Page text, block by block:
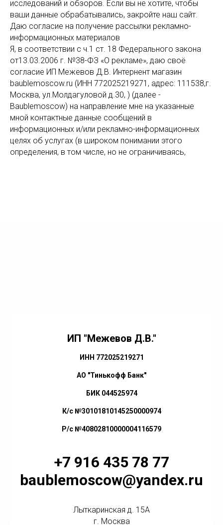
исследований и обзоров. Если вы не хотите, чтобы
ваши данные обрабатывались, закройте наш сайт.
Даю согласие на получение рассылки рекламно-
информационных материалов
Я, в соответствии с ч.1 ст. 18 Федерального закона
от13.03.2006 г. №38-ФЗ «О рекламе», даю своё
согласие ИП Межевов Д.В. Интернент магазин
baublemoscow.ru (ИНН 772025219271, адрес: 111538,г.
Москва, ул.Молдагуловой д.30, ) (далее -
Baublemoscow) на направление мне на указанные
мной контактные данные сообщений в
информационных и/или рекламно-информационных
целях об услугах (в широком понимании этого
определения, в том числе, но не ограничиваясь,
ИП "Межевов Д.В."
ИНН 772025219271
АО "Тинькофф Банк"
БИК 044525974
К/с №30101810145250000974
Р/с №40802810000004116579
+7 916 435 78 77
baublemoscow@yandex.ru
Лыткаринская д. 15А
г. Москва